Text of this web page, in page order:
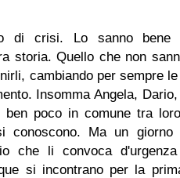
di crisi. Lo sanno bene
storia. Quello che non
cambiando per sempre
Insomma Angela,
ben poco in comune tra
conoscono. Ma un giorno
che li convoca
si incontrano per la